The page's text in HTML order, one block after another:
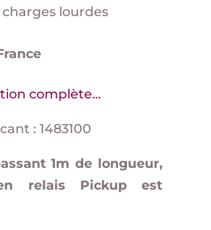
lourdes
complète…
: 1483100
1m de longueur,
relais Pickup est